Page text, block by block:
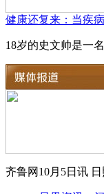
健康还复来：当疾
18岁的史文帅是一
齐鲁网10月5日讯